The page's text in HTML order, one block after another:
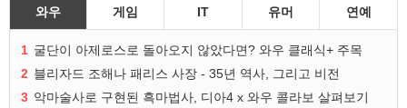
와우 게임 IT 유머 연예
1 굴단이 아제로스로 돌아오지 않았다면? 와우 클래식+ 주목
2 블리자드 조해나 패리스 사장 - 35년 역사, 그리고 비전
3 악마술사로 구현된 흑마법사, 디아4 x 와우 콜라보 살펴보기